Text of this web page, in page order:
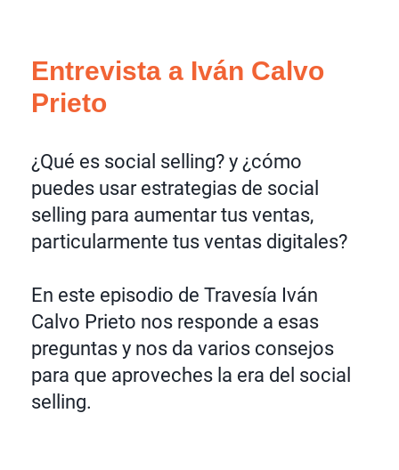
Entrevista a Iván Calvo
Prieto
¿Qué es social selling? y ¿cómo
puedes usar estrategias de social
selling para aumentar tus ventas,
particularmente tus ventas digitales?
En este episodio de Travesía Iván
Calvo Prieto nos responde a esas
preguntas y nos da varios consejos
para que aproveches la era del social
selling.